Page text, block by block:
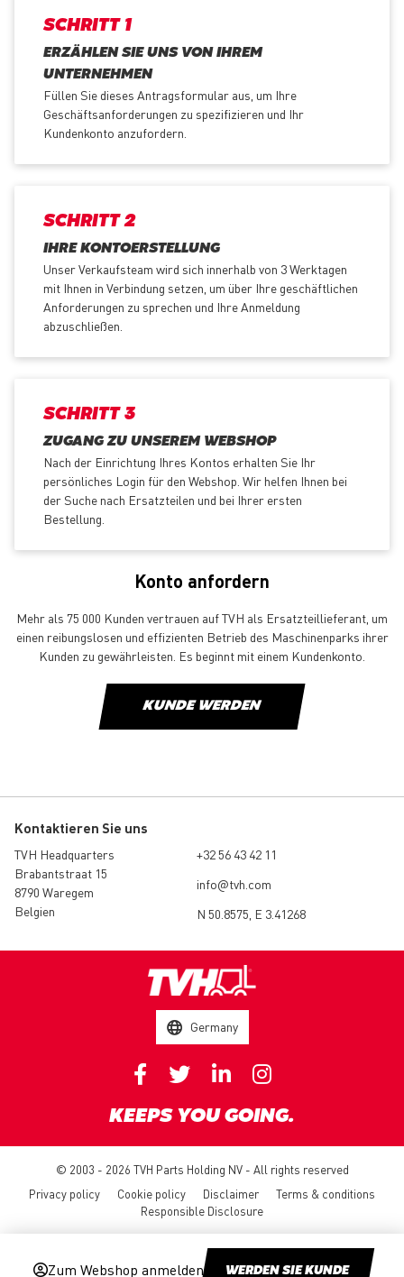
Zum Webshop anmelden WERDEN SIE KUNDE
SCHRITT 1
ERZÄHLEN SIE UNS VON IHREM
UNTERNEHMEN
Füllen Sie dieses Antragsformular aus, um Ihre
Geschäftsanforderungen zu spezifizieren und Ihr
Kundenkonto anzufordern.
SCHRITT 2
IHRE KONTOERSTELLUNG
Unser Verkaufsteam wird sich innerhalb von 3 Werktagen
mit Ihnen in Verbindung setzen, um über Ihre geschäftlichen
Anforderungen zu sprechen und Ihre Anmeldung
abzuschließen.
SCHRITT 3
ZUGANG ZU UNSEREM WEBSHOP
Nach der Einrichtung Ihres Kontos erhalten Sie Ihr
persönliches Login für den Webshop. Wir helfen Ihnen bei
der Suche nach Ersatzteilen und bei Ihrer ersten
Bestellung.
Konto anfordern
Mehr als 75 000 Kunden vertrauen auf TVH als Ersatzteillieferant, um
einen reibungslosen und effizienten Betrieb des Maschinenparks ihrer
Kunden zu gewährleisten. Es beginnt mit einem Kundenkonto.
KUNDE WERDEN
Kontaktieren Sie uns
TVH Headquarters
Brabantstraat 15
8790 Waregem
Belgien
+32 56 43 42 11
info@tvh.com
N 50.8575, E 3.41268
Germany
KEEPS YOU GOING.
© 2003 - 2026 TVH Parts Holding NV - All rights reserved
Privacy policy
Cookie policy Disclaimer
Terms & conditions
Responsible Disclosure